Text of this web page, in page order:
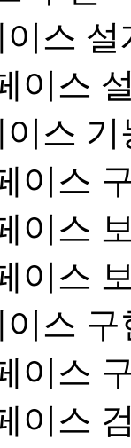
이스
이스
이스
이스
이스
이스
이스
이스
이스